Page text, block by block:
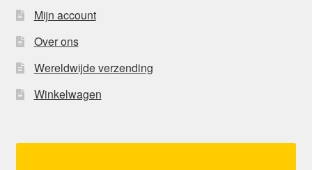
Mijn account
Over ons
Wereldwijde verzending
Winkelwagen